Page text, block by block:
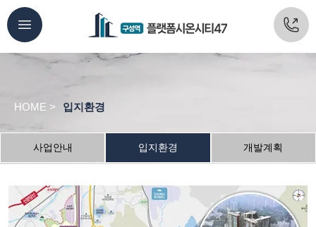
HOME > 입지환경
사업안내 입지환경 개발계획